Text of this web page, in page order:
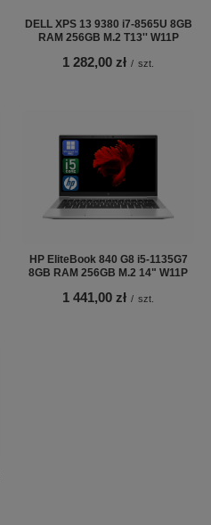
DELL XPS 13 9380 i7-8565U 8GB
RAM 256GB M.2 T13'' W11P
1 282,00 zł / szt.
HP EliteBook 840 G8 i5-1135G7
8GB RAM 256GB M.2 14" W11P
1 441,00 zł / szt.